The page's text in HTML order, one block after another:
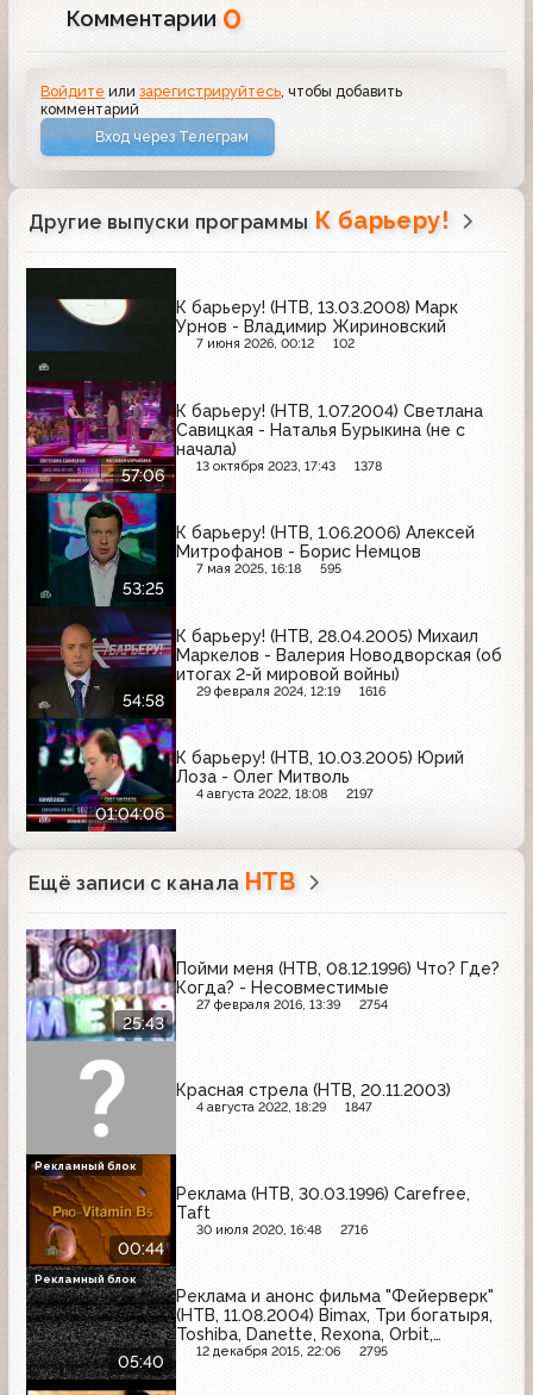
Комментарии 0
Войдите илизарегистрируйтесь , чтобы добавить
комментарий
Вход через Телеграм
Другие выпуски программы К барьеру!
К барьеру! (НТВ, 13.03.2008) Марк
Урнов - Владимир Жириновский
7 июня 2026, 00:12 102
57:06
К барьеру! (НТВ, 1.07.2004) Светлана
Савицкая - Наталья Бурыкина (не с
начала)
13 октября 2023, 17:43 1378
53:25
К барьеру! (НТВ, 1.06.2006) Алексей
Митрофанов - Борис Немцов
7 мая 2025, 16:18 595
54:58
К барьеру! (НТВ, 28.04.2005) Михаил
Маркелов - Валерия Новодворская (об
итогах 2-й мировой войны)
29 февраля 2024, 12:19 1616
01:04:06
К барьеру! (НТВ, 10.03.2005) Юрий
Лоза - Олег Митволь
4 августа 2022, 18:08 2197
Ещё записи с канала НТВ
25:43
Пойми меня (НТВ, 08.12.1996) Что? Где?
Когда? - Несовместимые
27 февраля 2016, 13:39 2754
Красная стрела (НТВ, 20.11.2003)
4 августа 2022, 18:29 1847
00:44
Реклама (НТВ, 30.03.1996) Carefree,
Taft
30 июля 2020, 16:48 2716
Рекламный блок
05:40
Реклама и анонс фильма "Фейерверк"
(НТВ, 11.08.2004) Bimax, Три богатыря,
Toshiba, Danette, Rexona, Orbit,
Причуда, Domestos, Go On!, LG
12 декабря 2015, 22:06 2795
Рекламный блок